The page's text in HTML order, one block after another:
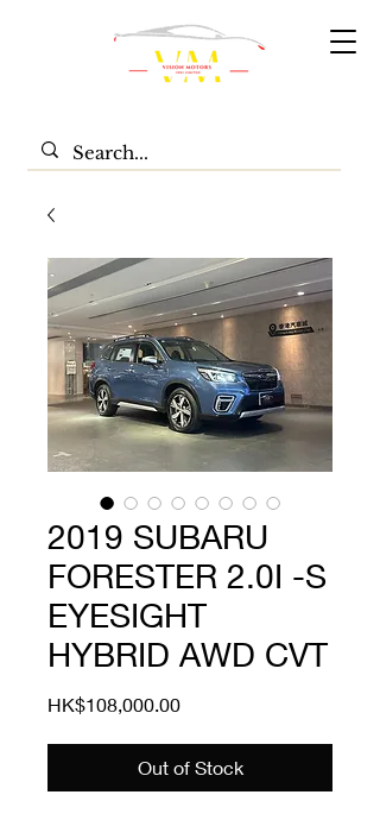
2019 SUBARU
FORESTER 2.0I -S
EYESIGHT
HYBRID AWD CVT
HK$108,000.00Price
Out of Stock